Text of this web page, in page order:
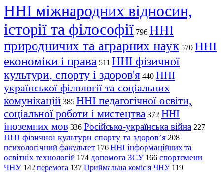
ННІ міжнародних відносин,
історії та філософії 796 ННІ
природничих та аграрних наук 570 ННІ
економіки і права 511 ННІ фізичної
культури, спорту і здоров'я 440 ННІ
української філології та соціальних
комунікацій 385 ННІ педагогічної освіти,
соціальної роботи і мистецтва 372 ННІ
іноземних мов 336 Російсько-українська війна 227
ННІ фізичної культури спорту та здоров’я 208
психологічний факультет 176 ННІ інформаційних та
освітніх технологій 174 допомога ЗСУ 166 спортсмени
ЧНУ 142 перемога 137 Приймальна комісія ЧНУ 119